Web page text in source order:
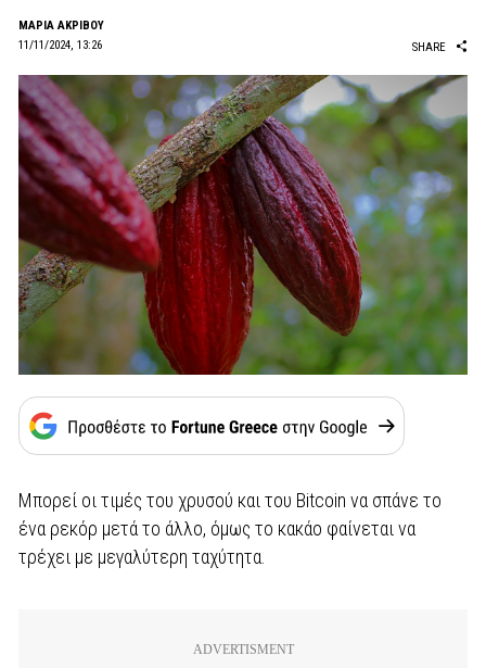
ΜΑΡΙΑ ΑΚΡΙΒΟΥ
11/11/2024, 13:26
SHARE
Μπορεί οι τιμές του χρυσού και του Bitcoin να σπάνε το
ένα ρεκόρ μετά το άλλο, όμως το κακάο φαίνεται να
τρέχει με μεγαλύτερη ταχύτητα.